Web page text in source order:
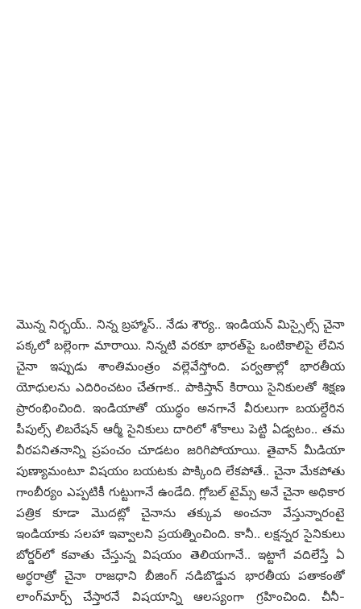
మొన్న నిర్భయ్‌.. నిన్న బ్ర‌హ్మాస్‌.. నేడు శౌర్య‌.. ఇండియ‌న్ మిస్సైల్స్ చైనా
ప‌క్క‌లో బ‌ల్లెంగా మారాయి. నిన్న‌టి వ‌ర‌కూ భార‌త్‌పై ఒంటికాలిపై లేచిన
చైనా ఇప్పుడు శాంతిమంత్రం వ‌ల్లెవేస్తోంది. ప‌ర్వ‌తాల్లో భార‌తీయ
యోధుల‌ను ఎదిరించ‌టం చేత‌గాక‌.. పాకిస్తాన్ కిరాయి సైనికుల‌తో శిక్ష‌ణ
ప్రారంభించింది. ఇండియాతో యుద్ధం అన‌గానే వీరులుగా బ‌య‌ల్దేరిన
పీపుల్స్ లిబ‌రేష‌న్ ఆర్మీ సైనికులు దారిలో శోకాలు పెట్టి ఏడ్వటం.. త‌మ
వీర‌ప‌నిత‌నాన్ని ప్ర‌పంచం చూడ‌టం జ‌రిగిపోయాయి. తైవాన్ మీడియా
పుణ్యామంటూ విష‌యం బ‌య‌ట‌కు పొక్కింది లేక‌పోతే.. చైనా మేక‌పోతు
గాంబీర్యం ఎప్ప‌టికీ గుట్టుగానే ఉండేది. గ్లోబ‌ల్ టైమ్స్ అనే చైనా అధికార
ప‌త్రిక కూడా మొద‌ట్లో చైనాను త‌క్కువ అంచ‌నా వేస్తున్నారంటై
ఇండియాకు స‌ల‌హా ఇవ్వాల‌ని ప్ర‌య‌త్నించింది. కానీ.. ల‌క్ష‌న్న‌ర సైనికులు
బోర్డ‌ర్‌లో క‌వాతు చేస్తున్న విష‌యం తెలియ‌గానే.. ఇట్టాగే వ‌దిలేస్తే ఏ
అర్ధ‌రాత్రో చైనా రాజ‌ధాని బీజింగ్ న‌డిబొడ్డున భార‌తీయ ప‌తాకంతో
లాంగ్‌మార్చ్ చేస్తార‌నే విష‌యాన్ని ఆల‌స్యంగా గ్ర‌హించింది. చీనీ-